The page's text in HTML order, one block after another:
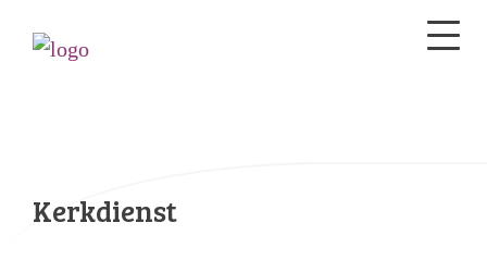
Kerkdienst